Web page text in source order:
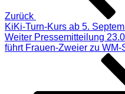
Zurück
KiKi-Turn-Kurs ab 5.
Nächster
Beitrag
Weiter Pressemitteilung
führt Frauen-Zweier zu WM-